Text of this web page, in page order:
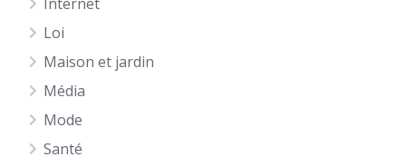
Internet
Loi
Maison et jardin
Média
Mode
Santé